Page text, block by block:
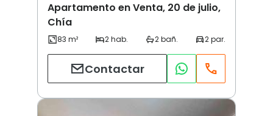
Apartamento en Venta, 20 de julio,
Chía
Contactar